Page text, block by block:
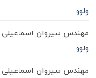
ولوو
مهندس سیروان اسماعیلی
ولوو
مهندس سیروان اسماعیلی